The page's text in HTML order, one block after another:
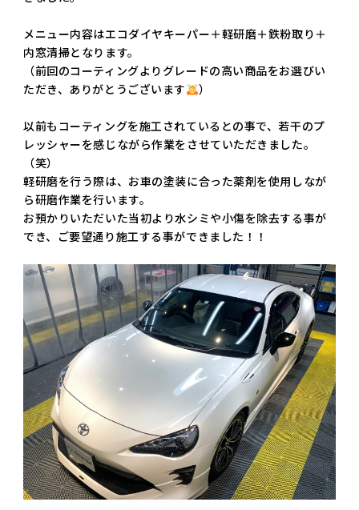
メニュー内容はエコダイヤキーパー＋軽研磨＋鉄粉取り＋
内窓清掃となります。
（前回のコーティングよりグレードの高い商品をお選びい
ただき、ありがとうございます
）
以前もコーティングを施工されているとの事で、若干のプ
レッシャーを感じながら作業をさせていただきました。
（笑）
軽研磨を行う際は、お車の塗装に合った薬剤を使用しなが
ら研磨作業を行います。
お預かりいただいた当初より水シミや小傷を除去する事が
でき、ご要望通り施工する事ができました！！